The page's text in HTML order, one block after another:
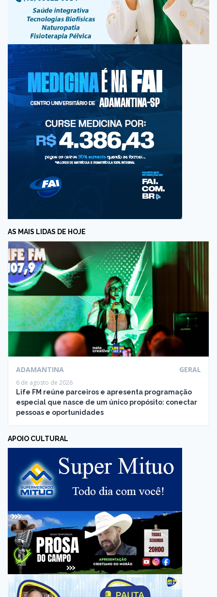
AS MAIS LIDAS DE HOJE
ADAMANTINA GERAL
6 de agosto de 2026
Life FM reúne parceiros e apresenta programação
especial que nasce de um único propósito: conectar
pessoas e oportunidades
APOIO CULTURAL